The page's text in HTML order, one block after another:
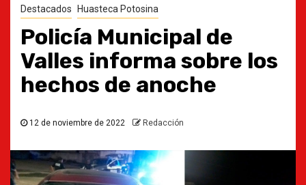
Destacados Huasteca Potosina
Policía Municipal de
Valles informa sobre los
hechos de anoche
12 de noviembre de 2022 Redacción